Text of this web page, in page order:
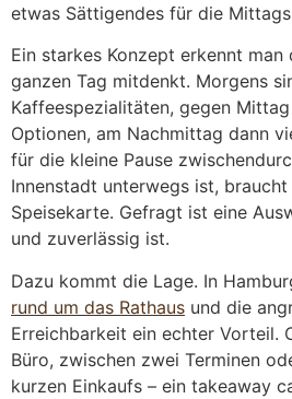
etwas Sättigendes für die
Ein starkes Konzept erkennt man
ganzen Tag mitdenkt. Morgens
Kaffeespezialitäten, gegen
Optionen, am Nachmittag dann
für die kleine Pause
Innenstadt unterwegs ist,
Speisekarte. Gefragt ist eine
und zuverlässig ist.
Dazu kommt die Lage. In
rund um das Rathaus und die
Erreichbarkeit ein echter Vorteil.
Büro, zwischen zwei Terminen
kurzen Einkaufs – ein takeaway